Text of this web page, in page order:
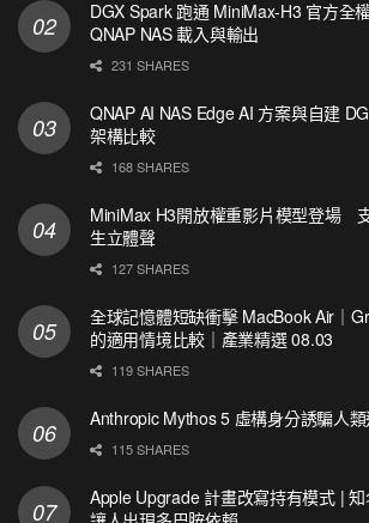
DGX Spark 跑通 MiniMax-H3 官方全
QNAP NAS 載入與輸出
231 SHARES
QNAP AI NAS Edge AI 方案與自建
架構比較
168 SHARES
MiniMax H3開放權重影片模型登場
生立體聲
127 SHARES
全球記憶體短缺衝擊 MacBook Air｜
的適用情境比較｜產業精選 08.03
119 SHARES
Anthropic Mythos 5 虛構身分誘騙人
115 SHARES
Apple Upgrade 計畫改寫持有模式 |